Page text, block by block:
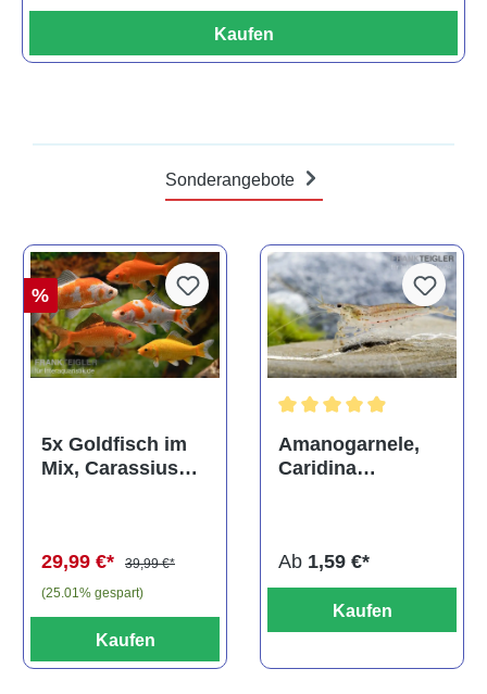
Kaufen
Sonderangebote
%
5x Goldfisch im
Mix, Carassius
29,99 €*
39,99 €*
(25.01% gespart)
Kaufen
Amanogarnele,
Caridina
Ab 1,59 €*
Kaufen